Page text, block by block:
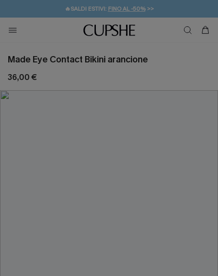
🔥SALDI ESTIVI: FINO AL -50%>>
🚚SPEDIZIONE GRATUITA DA 49€
💌REGALO PER I NUOVI: 20% DI SCONTO*
Made Eye Contact Bikini arancione
36,00 €